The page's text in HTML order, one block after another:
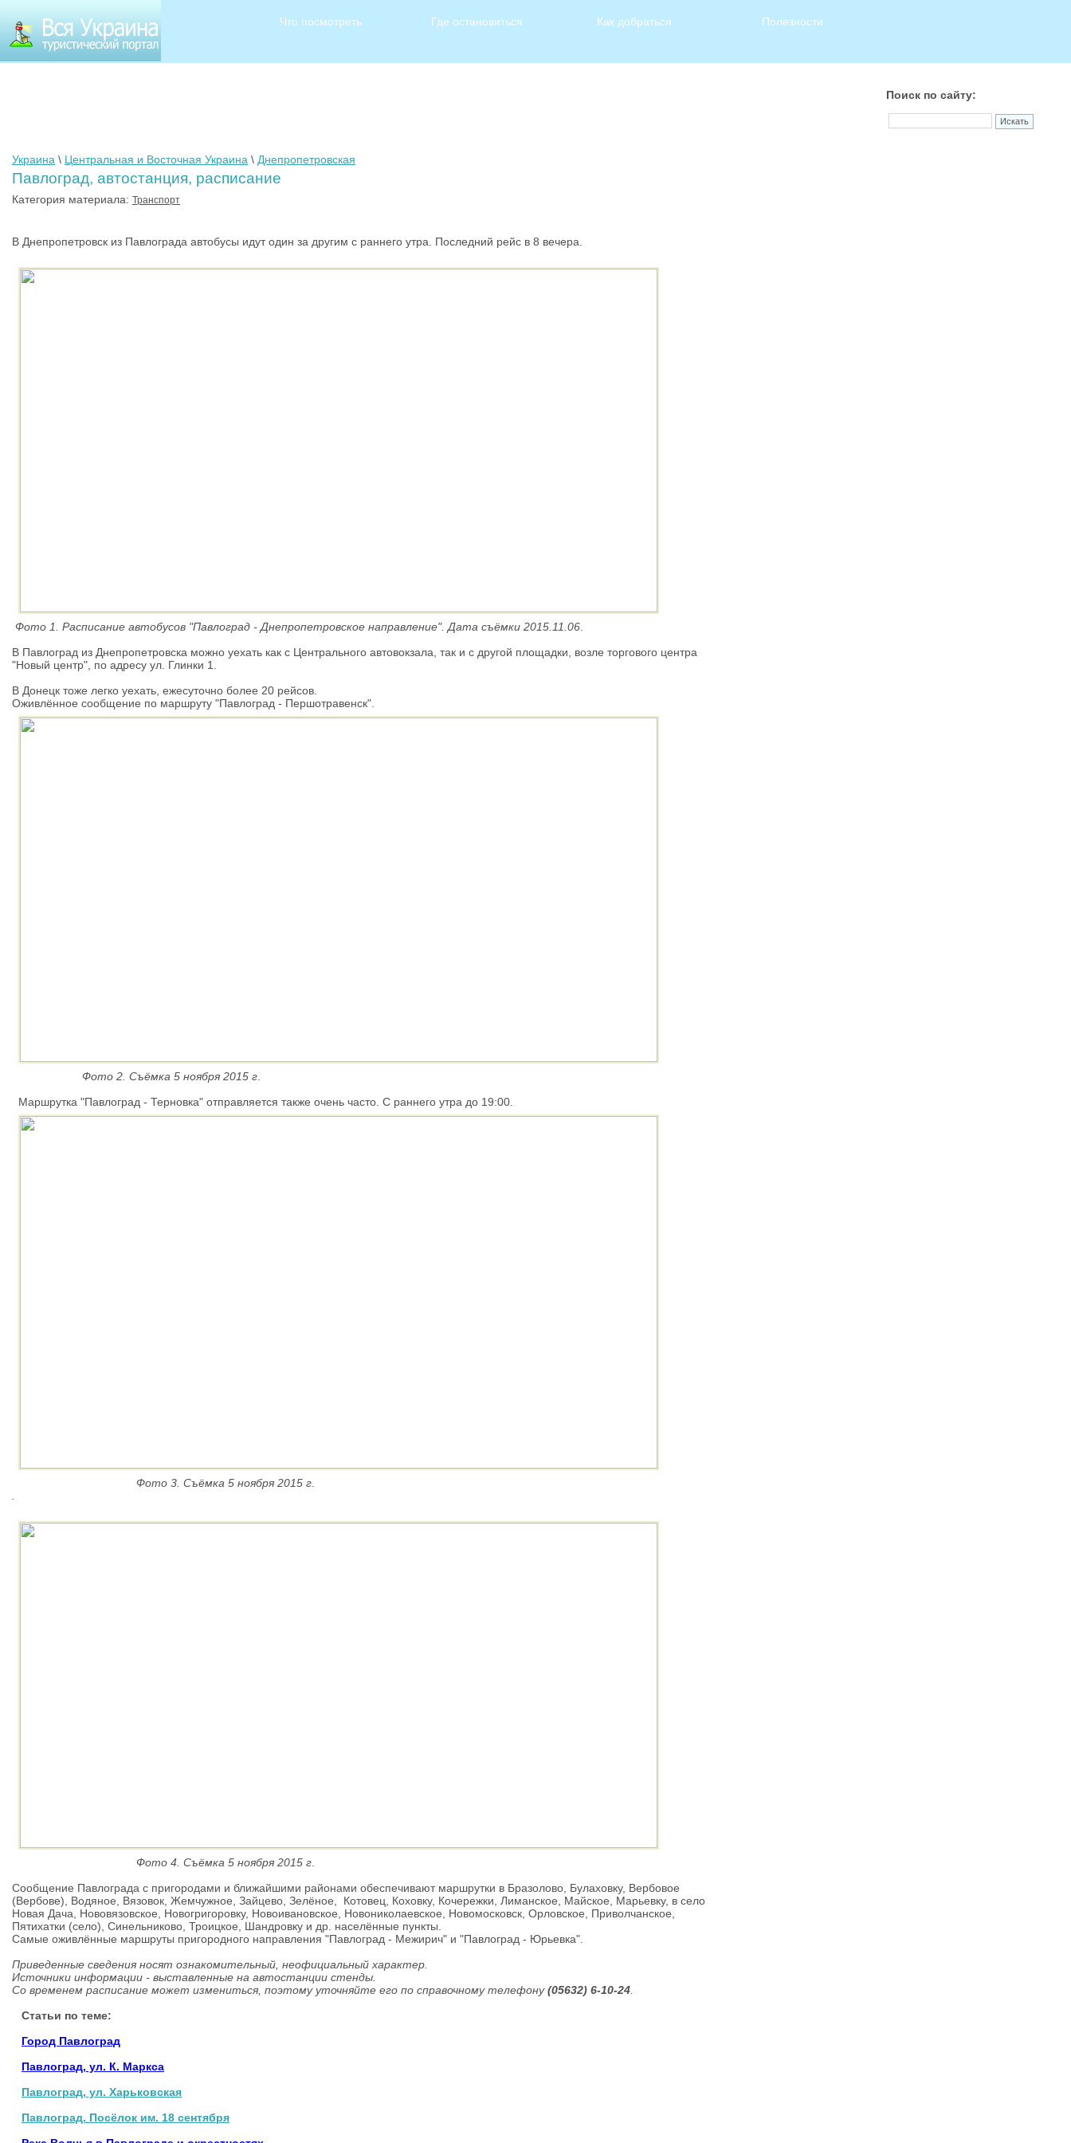
Что посмотреть Где остановиться Как добраться Полезности
Украина \ Центральная и Восточная Украина \ Днепропетровская
Павлоград, автостанция, расписание
Категория материала: Транспорт
В Днепропетровск из Павлограда автобусы идут один за другим c раннего утра. Последний рейс в 8 вечера.
Фото 1. Расписание автобусов "Павлоград - Днепропетровское направление". Дата съёмки 2015.11.06
В Павлоград из Днепропетровска можно уехать как с Центрального автовокзала, так и с другой площадки, возле торгового центра
"Новый центр", по адресу ул. Глинки 1.
В Донецк тоже легко уехать, ежесуточно более 20 рейсов.
Оживлённое сообщение по маршруту "Павлоград - Першотравенск".
Фото 2. Съёмка 5 ноября 2015 г
Маршрутка "Павлоград - Терновка" отправляется также очень часто. С раннего утра до 19:00.
Фото 3. Съёмка 5 ноября 2015 г
Фото 4. Съёмка 5 ноября 2015 г
Сообщение Павлограда с пригородами и ближайшими районами обеспечивают маршрутки в Бразолово, Булаховку, Вербовое
(Вербове), Водяное, Вязовок, Жемчужное, Зайцево, Зелёное, Котовец, Коховку, Кочережки, Лиманское, Майское, Марьевку, в село
Новая Дача, Нововязовское, Новогригоровку, Новоивановское, Новониколаевское, Новомосковск, Орловское, Приволчанское,
Пятихатки (село), Синельниково, Троицкое, Шандровку и др. населённые пункты.
Самые оживлённые маршруты пригородного направления "Павлоград - Межирич" и "Павлоград - Юрьевка".
Приведенные сведения носят ознакомительный, неофициальный характер.
Источники информации - выставленные на автостанции стенды.
Со временем расписание может измениться, поэтому уточняйте его по справочному телефону(05632) 6-10-24
Статьи по теме:
Город Павлоград
Павлоград, ул. К. Маркса
Павлоград, ул. Харьковская
Павлоград. Посёлок им. 18 сентября
Поиск по сайту: